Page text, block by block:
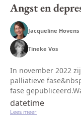
Angst en
Jacqueline Hovens
Tineke Vos
In november 2022
palliatieve
fase
doormaakt, heeft
en zijn of ha...
datetime
Lees meer